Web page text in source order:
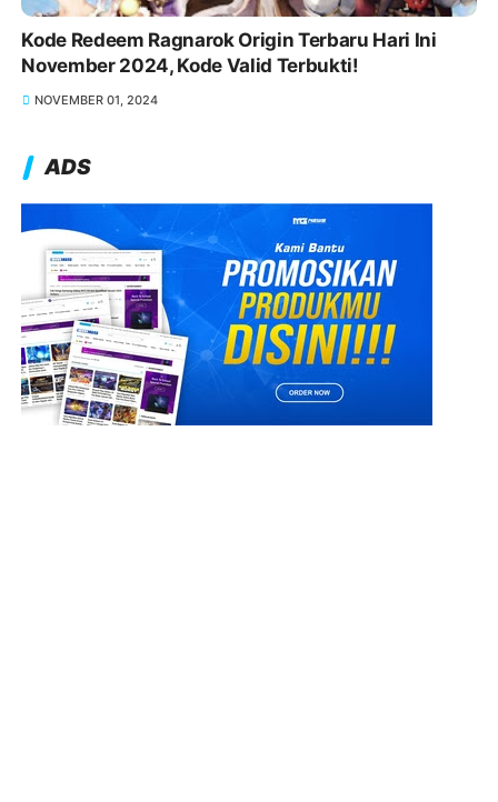
Kode Redeem Ragnarok Origin Terbaru Hari Ini
November 2024, Kode Valid Terbukti!
NOVEMBER 01, 2024
ADS